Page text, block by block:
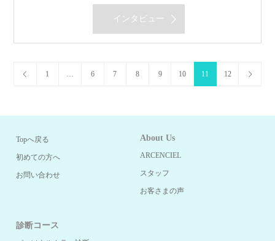
インタビュー
1 … 6 7 8 9 10 11 12
Topへ戻る
初めての方へ
お問い合わせ
About Us
ARCENCIEL
スタッフ
お客さまの声
診断コース